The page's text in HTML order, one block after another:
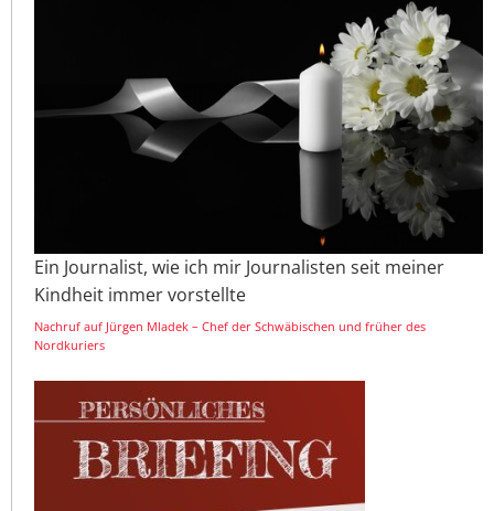
Ein Journalist, wie ich mir Journalisten seit meiner
Kindheit immer vorstellte
Nachruf auf Jürgen Mladek – Chef der Schwäbischen und früher des
Nordkuriers